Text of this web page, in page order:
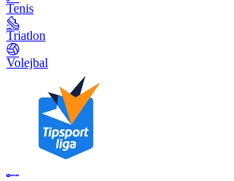
Tenis
Triatlon
Volejbal